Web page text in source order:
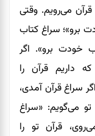
می‌رویم. وقتی
برو»؛ سراغ کتاب
خودت برو». اگر
داریم قرآن را
اگر سراغ قرآن آمدی،
می‌گویم: «سراغ
قرآنتو را